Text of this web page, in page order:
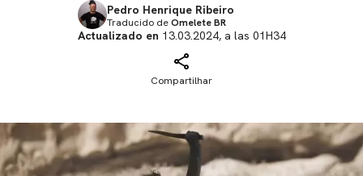
Pedro Henrique Ribeiro
Traducido deOmelete BR
Actualizado en 13.03.2024, a las 01H34
Compartilhar